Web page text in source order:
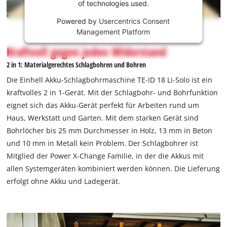
This
content
permitted
to
load
to
trackers
that
are
to
the
visitor.
owner
needs
of technologies used.
Powered by Usercentrics Consent
Management Platform
Kraftvoll gegen jeden Widerstand
2 in 1: Materialgerechtes Schlagbohren und Bohren
Die Einhell Akku-Schlagbohrmaschine TE-ID 18 Li-Solo ist ein
kraftvolles 2 in 1-Gerät. Mit der Schlagbohr- und Bohrfunktion
eignet sich das Akku-Gerät perfekt für Arbeiten rund um
Haus, Werkstatt und Garten. Mit dem starken Gerät sind
Bohrlöcher bis 25 mm Durchmesser in Holz, 13 mm in Beton
und 10 mm in Metall kein Problem. Der Schlagbohrer ist
Mitglied der Power X-Change Familie, in der die Akkus mit
allen Systemgeräten kombiniert werden können. Die Lieferung
erfolgt ohne Akku und Ladegerät.